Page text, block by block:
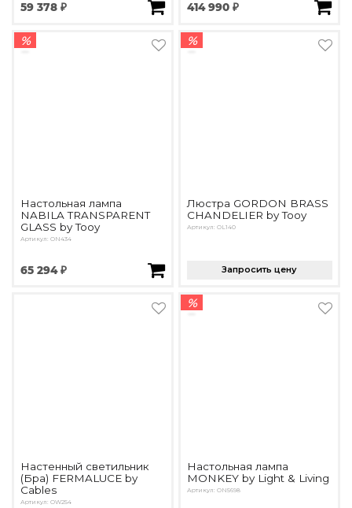
59 378 ₽ 414 990 ₽
%
Настольная лампа
NABILA TRANSPARENT
GLASS by Tooy
Артикул: ON434
65 294 ₽
%
Люстра GORDON BRASS
CHANDELIER by Tooy
Артикул: OL140
Запросить цену
Настенный светильник
(Бра) FERMALUCE by
Cables
Артикул: OW254
%
Настольная лампа
MONKEY by Light & Living
Артикул: ON5698